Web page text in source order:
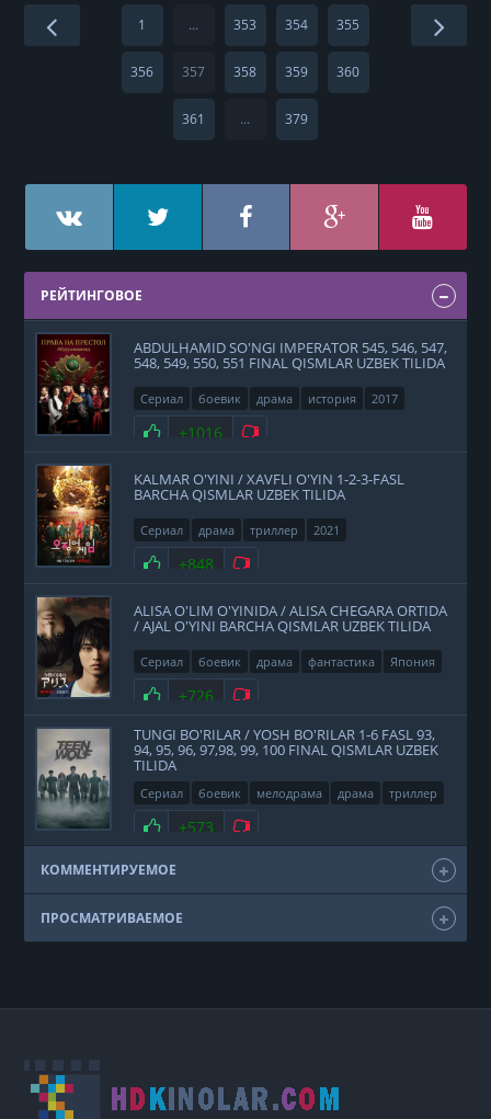
1 ... 353 354 355
356 357 358 359 360
361 ... 379
РЕЙТИНГОВОЕ
ABDULHAMID SO'NGI IMPERATOR 545, 546, 547,
548, 549, 550, 551 FINAL QISMLAR UZBEK TILIDA
Сериал боевик драма история 2017
Нравится
+1016 Не нравится
KALMAR O'YINI / XAVFLI O'YIN 1-2-3-FASL
BARCHA QISMLAR UZBEK TILIDA
Сериал драма триллер 2021
Нравится
+848 Не нравится
ALISA O'LIM O'YINIDA / ALISA CHEGARA ORTIDA
/ AJAL O'YINI BARCHA QISMLAR UZBEK TILIDA
Сериал боевик драма фантастика
Япония
2020
Нравится
+726 Не нравится
TUNGI BO'RILAR / YOSH BO'RILAR 1-6 FASL 93,
94, 95, 96, 97,98, 99, 100 FINAL QISMLAR UZBEK
TILIDA
Сериал боевик мелодрама драма
триллер
фэнтези
США 2011
Нравится
+573 Не нравится
КОММЕНТИРУЕМОЕ
ПРОСМАТРИВАЕМОЕ